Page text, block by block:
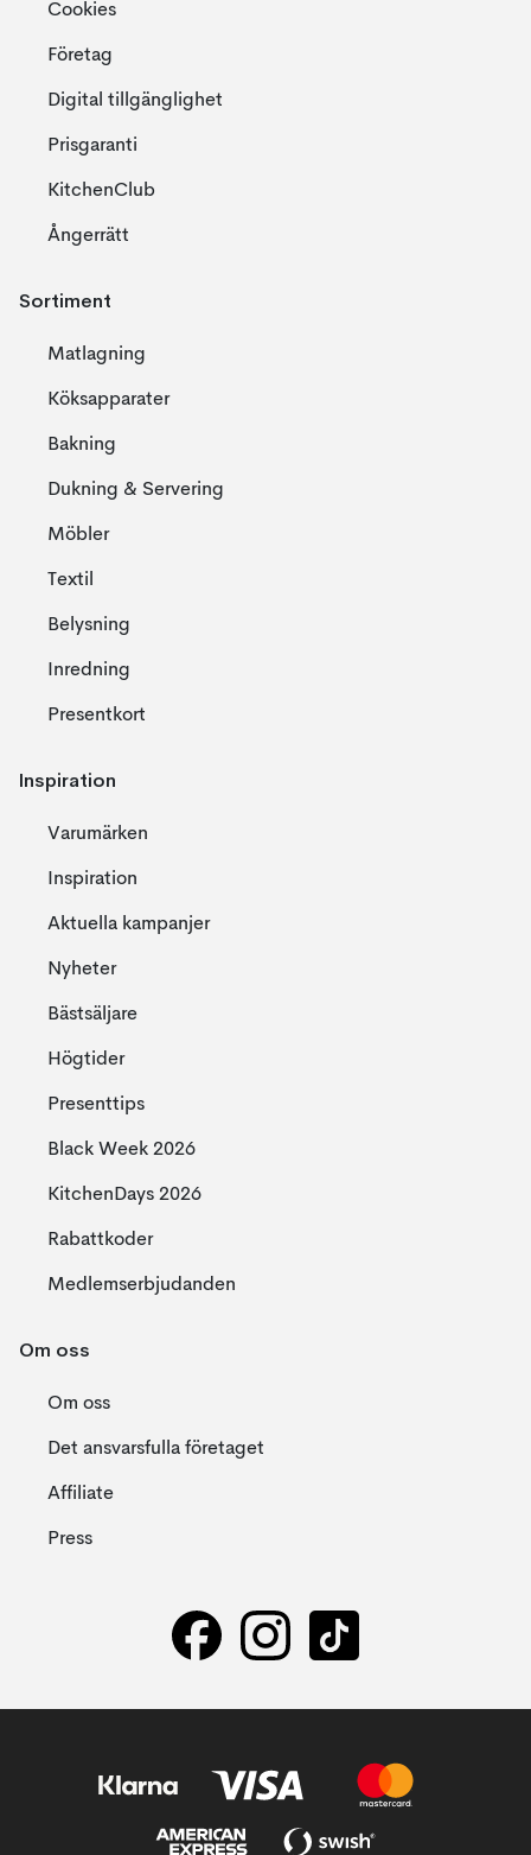
Cookies
Företag
Digital tillgänglighet
Prisgaranti
KitchenClub
Ångerrätt
Sortiment
Matlagning
Köksapparater
Bakning
Dukning & Servering
Möbler
Textil
Belysning
Inredning
Presentkort
Inspiration
Varumärken
Inspiration
Aktuella kampanjer
Nyheter
Bästsäljare
Högtider
Presenttips
Black Week 2026
KitchenDays 2026
Rabattkoder
Medlemserbjudanden
Om oss
Om oss
Det ansvarsfulla företaget
Affiliate
Press